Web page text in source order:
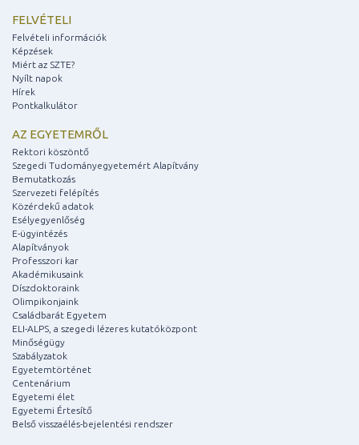
FELVÉTELI
Felvételi információk
Képzések
Miért az SZTE?
Nyílt napok
Hírek
Pontkalkulátor
AZ EGYETEMRŐL
Rektori köszöntő
Szegedi Tudományegyetemért Alapítvány
Bemutatkozás
Szervezeti felépítés
Közérdekű adatok
Esélyegyenlőség
E-ügyintézés
Alapítványok
Professzori kar
Akadémikusaink
Díszdoktoraink
Olimpikonjaink
Családbarát Egyetem
ELI-ALPS, a szegedi lézeres kutatóközpont
Minőségügy
Szabályzatok
Egyetemtörténet
Centenárium
Egyetemi élet
Egyetemi Értesítő
Belső visszaélés-bejelentési rendszer